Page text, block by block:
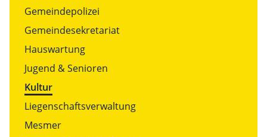
Gemeindepolizei
Gemeindesekretariat
Hauswartung
Jugend & Senioren
Kultur
Liegenschaftsverwaltung
Mesmer